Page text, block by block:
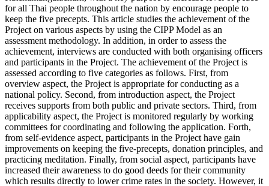
for all Thai people throughout the nation by encourage people to
keep the five precepts. This article studies the achievement of the
Project on various aspects by using the CIPP Model as an
assessment methodology. In addition, in order to assess the
achievement, interviews are conducted with both organising officers
and participants in the Project. The achievement of the Project is
assessed according to five categories as follows. First, from
overview aspect, the Project is appropriate for conducting as a
national policy. Second, from introduction aspect, the Project
receives supports from both public and private sectors. Third, from
applicability aspect, the Project is monitored regularly by working
committees for coordinating and following the application. Forth,
from self-evidence aspect, participants in the Project have gain
improvements on keeping the five-precepts, donation principles, and
practicing meditation. Finally, from social aspect, participants have
increased their awareness to do good deeds for their community
which results directly to lower crime rates in the society. However, it